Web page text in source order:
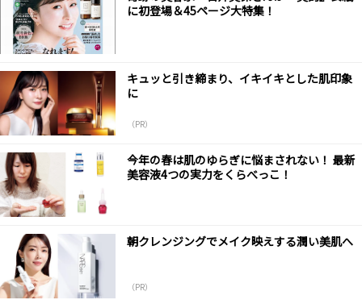
に初登場＆45ページ大特集！
キュッと引き締まり、イキイキとした肌印象
に
（PR）
今年の春は肌のゆらぎに悩まされない！ 最新
美容液4つの実力をくらべっこ！
朝クレンジングでメイク映えする潤い美肌へ
（PR）